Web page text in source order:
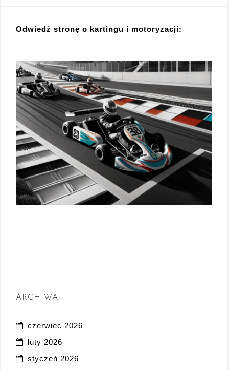
Odwiedź stronę o kartingu i motoryzacji:
ARCHIWA
czerwiec 2026
luty 2026
styczeń 2026